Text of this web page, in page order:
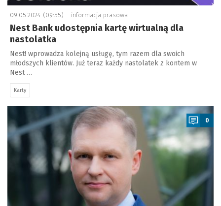
09.05.2024 (09:55) – informacja prasowa
Nest Bank udostępnia kartę wirtualną dla
nastolatka
Nest! wprowadza kolejną usługę, tym razem dla swoich
młodszych klientów. Już teraz każdy nastolatek z kontem w
Nest …
Karty
a
0